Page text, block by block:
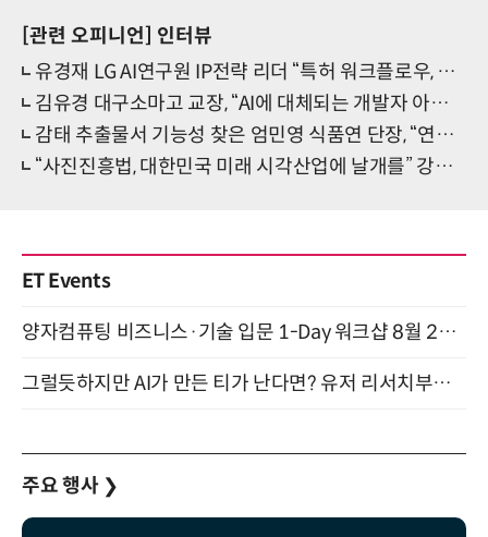
[관련 오피니언] 인터뷰
유경재 LG AI연구원 IP전략 리더 “특허 워크플로우, 기업과 대리인이 함께 쓰는 공통 인프라로”
김유경 대구소마고 교장, “AI에 대체되는 개발자 아닌, AI 리딩하는 풀스택 엔지니어 양성”
감태 추출물서 기능성 찾은 엄민영 식품연 단장, “연구 성과가 국민에게 닿기를”
“사진진흥법, 대한민국 미래 시각산업에 날개를” 강종진 전 사진산업진흥법제정위원회 위원장
ET Events
양자컴퓨팅 비즈니스·기술 입문 1-Day 워크샵 8월 28일 개최
그럴듯하지만 AI가 만든 티가 난다면? 유저 리서치부터 배포까지! (9/15)
주요 행사 ❯